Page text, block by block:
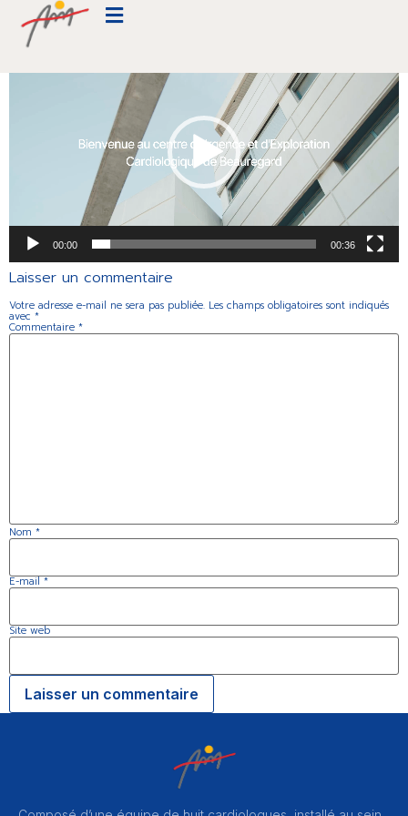
ACC-beauregard-2_1
Lecteur
00:00 00:36
Laisser un commentaire
Votre adresse e-mail ne sera pas publiée. Les champs obligatoires sont indiqués
avec *
Commentaire *
Nom *
E-mail*
Site web